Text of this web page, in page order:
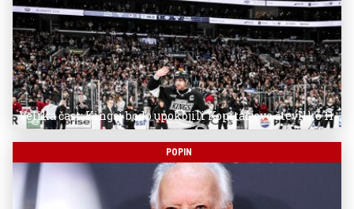
Velika čast: Kingsi bodo upokojili Kopitarjevo številko 11
POPIN